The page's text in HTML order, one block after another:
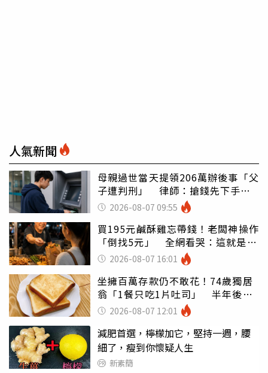
人氣新聞
母親過世當天提領206萬辦後事「父
子遭判刑」 律師：搶錢先下手是
罪 2026-08-07 09:55
買195元鹹酥雞忘帶錢！老闆神操作
「倒找5元」 全網看哭：這就是台
灣 2026-08-07 16:01
坐擁百萬存款仍不敢花！74歲獨居
翁「1餐只吃1片吐司」 半年後暴
瘦嚇壞女兒
2026-08-07 12:01
減肥首選，檸檬加它，堅持一週，腰
細了，瘦到你懷疑人生
新素簡